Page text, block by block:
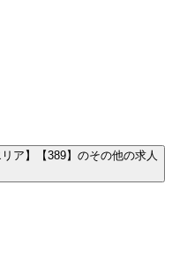
ア】【389】のその他の求人